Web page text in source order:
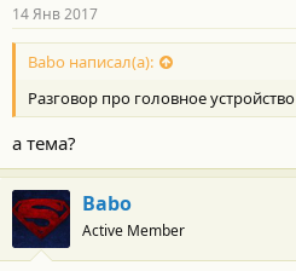
14 Янв 2017
Babo написал(а):
Разговор про головное устройство
а тема?
Babo
Active Member